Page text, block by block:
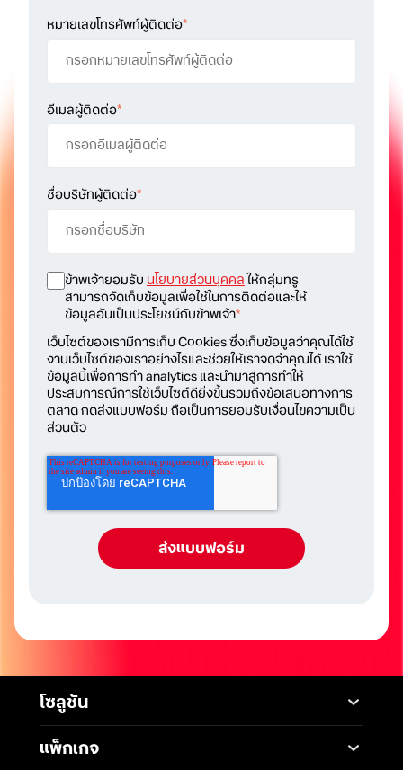
หมายเลขโทรศัพท์ผู้ติดต่อ*
อีเมลผู้ติดต่อ*
ชื่อบริษัทผู้ติดต่อ*
ข้าพเจ้ายอมรับนโยบายส่วนบุคคลให้กลุ่มทรู
สามารถจัดเก็บข้อมูลเพื่อใช้ในการติดต่อและให้
ข้อมูลอันเป็นประโยชน์กับข้าพเจ้า*
เว็บไซต์ของเรามีการเก็บ Cookies ซึ่งเก็บข้อมูลว่าคุณได้ใช้
งานเว็บไซต์ของเราอย่างไรและช่วยให้เราจดจำคุณได้ เราใช้
ข้อมูลนี้เพื่อการทำ analytics และนำมาสู่การทำให้
ประสบการณ์การใช้เว็บไซต์ดียิ่งขึ้นรวมถึงข้อเสนอทางการ
ตลาด กดส่งแบบฟอร์ม ถือเป็นการยอมรับเงื่อนไขความเป็น
ส่วนตัว
โซลูชัน
Mobile
แพ็กเกจ